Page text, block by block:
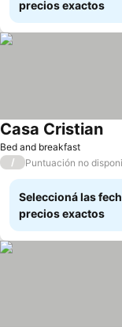
precios exactos
Bed and breakfast
Casa Cristian
/ Puntuación no
Seleccioná las
precios exactos